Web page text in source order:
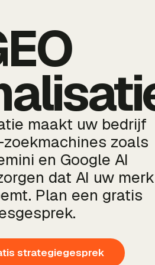
maakt uw bedrijf
zoals
en Google AI
dat AI uw merk
Plan een gratis
strategiegesprek